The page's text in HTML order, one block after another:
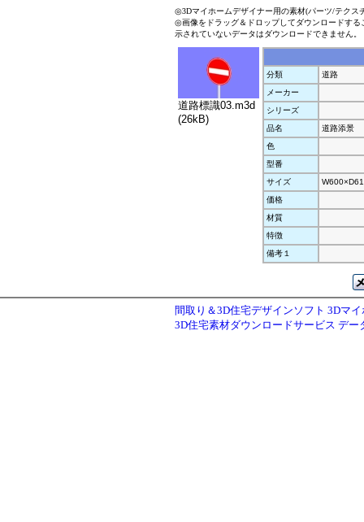
◎3Dマイホームデザイナー用の素材(パーツ/テクス
◎画像をドラッグ＆ドロップしてダウンロードす
示されていないデータはダウンロードできません。
道路標識03.m3d
(26kB)
分類
道路
メーカー
シリーズ
品名
道路添景
色
型番
サイズ
価格
材質
特徴
備考１
間取り＆3D住宅デザインソフト 3Dマ
3D住宅素材ダウンロードサービス デー